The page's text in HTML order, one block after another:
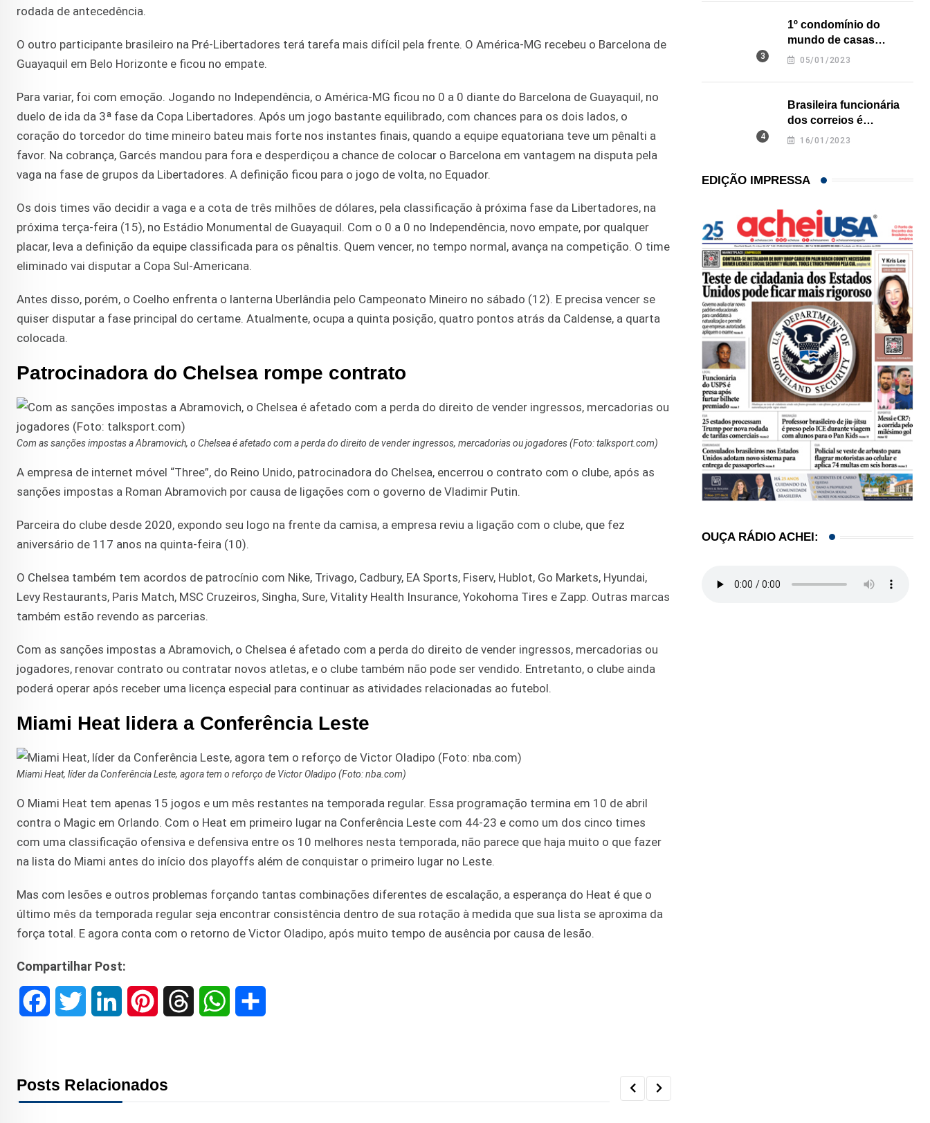
rodada de antecedência.
O outro participante brasileiro na Pré-Libertadores terá tarefa mais difícil pela frente. O América-MG recebeu o Barcelona de
Guayaquil em Belo Horizonte e ficou no empate.
Para variar, foi com emoção. Jogando no Independência, o América-MG ficou no 0 a 0 diante do Barcelona de Guayaquil, no
duelo de ida da 3ª fase da Copa Libertadores. Após um jogo bastante equilibrado, com chances para os dois lados, o
coração do torcedor do time mineiro bateu mais forte nos instantes finais, quando a equipe equatoriana teve um pênalti a
favor. Na cobrança, Garcés mandou para fora e desperdiçou a chance de colocar o Barcelona em vantagem na disputa pela
vaga na fase de grupos da Libertadores. A definição ficou para o jogo de volta, no Equador.
Os dois times vão decidir a vaga e a cota de três milhões de dólares, pela classificação à próxima fase da Libertadores, na
próxima terça-feira (15), no Estádio Monumental de Guayaquil. Com o 0 a 0 no Independência, novo empate, por qualquer
placar, leva a definição da equipe classificada para os pênaltis. Quem vencer, no tempo normal, avança na competição. O time
eliminado vai disputar a Copa Sul-Americana.
Antes disso, porém, o Coelho enfrenta o lanterna Uberlândia pelo Campeonato Mineiro no sábado (12). E precisa vencer se
quiser disputar a fase principal do certame. Atualmente, ocupa a quinta posição, quatro pontos atrás da Caldense, a quarta
colocada.
Patrocinadora do Chelsea rompe contrato
Com as sanções impostas a Abramovich, o Chelsea é afetado com a perda do direito de vender ingressos, mercadorias ou jogadores (Foto: talksport.com)
A empresa de internet móvel “Three”, do Reino Unido, patrocinadora do Chelsea, encerrou o contrato com o clube, após as
sanções impostas a Roman Abramovich por causa de ligações com o governo de Vladimir Putin.
Parceira do clube desde 2020, expondo seu logo na frente da camisa, a empresa reviu a ligação com o clube, que fez
aniversário de 117 anos na quinta-feira (10).
O Chelsea também tem acordos de patrocínio com Nike, Trivago, Cadbury, EA Sports, Fiserv, Hublot, Go Markets, Hyundai,
Levy Restaurants, Paris Match, MSC Cruzeiros, Singha, Sure, Vitality Health Insurance, Yokohoma Tires e Zapp. Outras marcas
também estão revendo as parcerias.
Com as sanções impostas a Abramovich, o Chelsea é afetado com a perda do direito de vender ingressos, mercadorias ou
jogadores, renovar contrato ou contratar novos atletas, e o clube também não pode ser vendido. Entretanto, o clube ainda
poderá operar após receber uma licença especial para continuar as atividades relacionadas ao futebol.
Miami Heat lidera a Conferência Leste
Miami Heat, líder da Conferência Leste, agora tem o reforço de Victor Oladipo (Foto: nba.com)
O Miami Heat tem apenas 15 jogos e um mês restantes na temporada regular. Essa programação termina em 10 de abril
contra o Magic em Orlando. Com o Heat em primeiro lugar na Conferência Leste com 44-23 e como um dos cinco times
com uma classificação ofensiva e defensiva entre os 10 melhores nesta temporada, não parece que haja muito o que fazer
na lista do Miami antes do início dos playoffs além de conquistar o primeiro lugar no Leste.
Mas com lesões e outros problemas forçando tantas combinações diferentes de escalação, a esperança do Heat é que o
último mês da temporada regular seja encontrar consistência dentro de sua rotação à medida que sua lista se aproxima da
força total. E agora conta com o retorno de Victor Oladipo, após muito tempo de ausência por causa de lesão.
Compartilhar Post:
e t k t
Posts Relacionados
1º condomínio do
mundo de casas
impressas em 3D é
05/01/2023
Brasileira funcionária
dos correios é
assassinada a facadas
16/01/2023
EDIÇÃO IMPRESSA
OUÇA RÁDIO ACHEI: